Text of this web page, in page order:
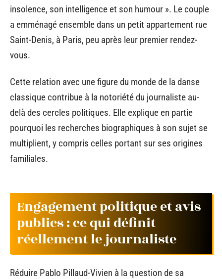
insolence, son intelligence et son humour ». Le couple
a emménagé ensemble dans un petit appartement rue
Saint-Denis, à Paris, peu après leur premier rendez-
vous.
Cette relation avec une figure du monde de la danse
classique contribue à la notoriété du journaliste au-
delà des cercles politiques. Elle explique en partie
pourquoi les recherches biographiques à son sujet se
multiplient, y compris celles portant sur ses origines
familiales.
Engagement politique et avis
publics : ce qui définit
réellement le journaliste
Réduire Pablo Pillaud-Vivien à la question de sa